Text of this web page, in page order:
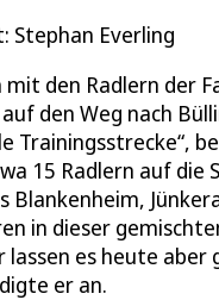
Stephan Everling
mit den Radlern der
den Weg nach
Trainingsstrecke“,
15 Radlern auf die
Blankenheim,
in dieser
lassen es heute aber
er an.